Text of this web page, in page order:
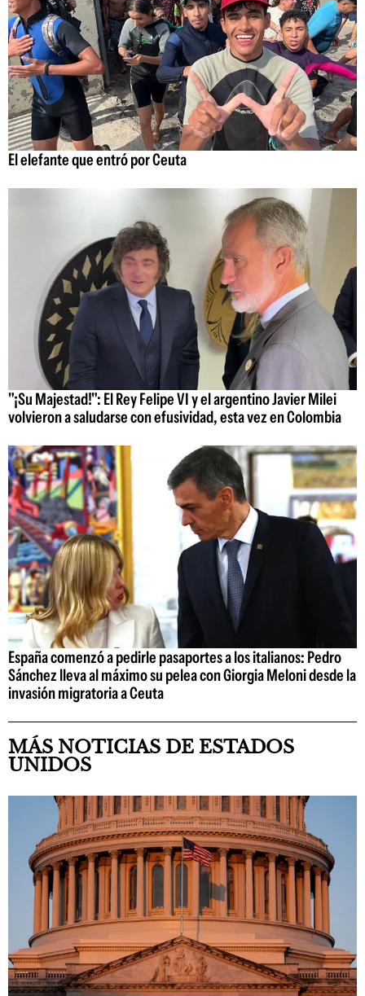
El elefante que entró por Ceuta
"¡Su Majestad!": El Rey Felipe VI y el argentino Javier Milei
volvieron a saludarse con efusividad, esta vez en Colombia
España comenzó a pedirle pasaportes a los italianos: Pedro
Sánchez lleva al máximo su pelea con Giorgia Meloni desde la
invasión migratoria a Ceuta
MÁS NOTICIAS DE ESTADOS
UNIDOS